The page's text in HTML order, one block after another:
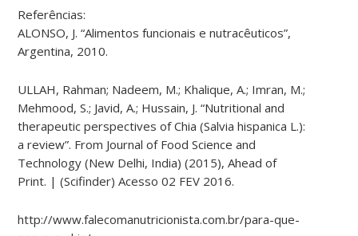
Referências:
ALONSO, J. “Alimentos funcionais e nutracêuticos”,
Argentina, 2010.
ULLAH, Rahman; Nadeem, M.; Khalique, A.; Imran, M.;
Mehmood, S.; Javid, A.; Hussain, J. “Nutritional and
therapeutic perspectives of Chia (Salviahispanica L.)​:
a review”. From Journal of Food Science and
Technology (New Delhi, India) (2015), Ahead of
Print. | (Scifinder) Acesso 02 FEV 2016.
http://www.falecomanutricionista.com.br/para-que-